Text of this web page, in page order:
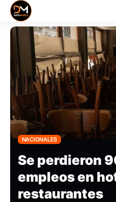
NACIONALES
Se perdieron
empleos en
restaurantes